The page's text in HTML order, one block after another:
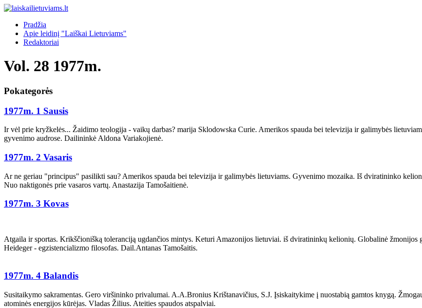
Pradžia
Apie leidinį "Laiškai Lietuviams"
Redaktoriai
Vol. 28 1977m.
Pokategorės
1977m. 1 Sausis
Ir vėl prie kryžkelės... Žaidimo teologija - vaikų darbas? marija Sklodowska Curie. Amerikos spauda bei televizija ir galimybės
gyvenimo audrose. Dailininkė Aldona Variakojienė.
1977m. 2 Vasaris
Ar ne geriau "principus" pasilikti sau? Amerikos spauda bei televizija ir galimybės lietuviams. Gyvenimo mozaika. Iš dviratininko
Nuo naktigonės prie vasaros vartų. Anastazija Tamošaitienė.
1977m. 3 Kovas
Atgaila ir sportas. Krikščionišką toleranciją ugdančios mintys. Keturi Amazonijos lietuviai. iš dviratininkų kelionių. Globalinė žmonijos
Heideger - egzistencializmo filosofas. Dail.Antanas Tamošaitis.
1977m. 4 Balandis
Susitaikymo sakramentas. Gero viršininko privalumai. A.A.Bronius Krištanavičius, S.J. Įsiskaitykime į nuostabią gamtos knygą.
atominės energijos kūrėjas. Vladas Žilius. Ateities spaudos atspalviai.